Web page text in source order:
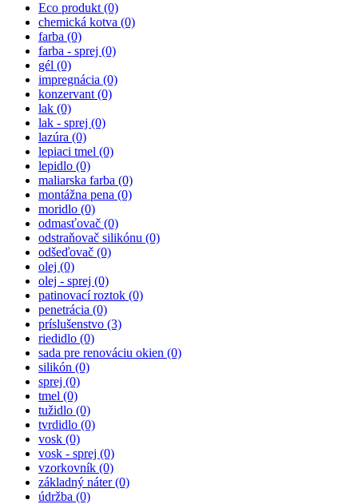
Eco produkt (0)
chemická kotva (0)
farba (0)
farba - sprej (0)
gél (0)
impregnácia (0)
konzervant (0)
lak (0)
lak - sprej (0)
lazúra (0)
lepiaci tmel (0)
lepidlo (0)
maliarska farba (0)
montážna pena (0)
moridlo (0)
odmasťovač (0)
odstraňovač silikónu (0)
odšeďovač (0)
olej (0)
olej - sprej (0)
patinovací roztok (0)
penetrácia (0)
príslušenstvo (3)
riedidlo (0)
sada pre renováciu okien (0)
silikón (0)
sprej (0)
tmel (0)
tužidlo (0)
tvrdidlo (0)
vosk (0)
vosk - sprej (0)
vzorkovník (0)
základný náter (0)
údržba (0)